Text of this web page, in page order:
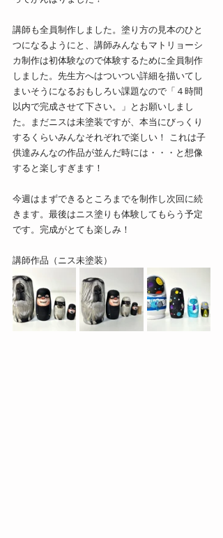
講師も全員制作しました。塗り方の見本のひと
つになるようにと、講師みんなもマトリョーシ
カ制作は初体験なので体験するために全員制作
しました。先生方へはついつい詳細を描いてし
まいそうになるおもしろい課題なので「４時間
以内で完成させて下さい。」とお願いしまし
た。まだニスは未塗装ですが、本当にびっくり
するくらいみんなそれぞれで楽しい！ これは子
供達みんなの作品が並んだ時には・・・と想像
すると楽しすぎます！
今週はまずできるところまでを制作し次回に続
きます。最後はニス塗りも体験してもらう予定
です。完成がとても楽しみ！
講師作品（ニス未塗装）